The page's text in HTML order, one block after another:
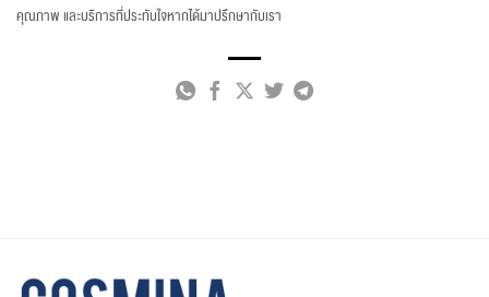
คุณภาพ และบริการที่ประทับใจหากได้มาปรึกษากับเรา